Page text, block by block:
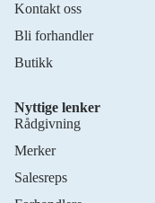
Kontakt oss
Bli forhandler
Butikk
Nyttige lenker
Rådgivning
Merker
Salesreps